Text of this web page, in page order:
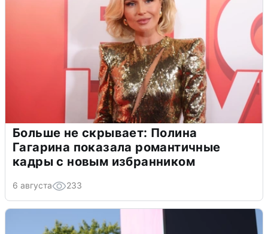
Больше не скрывает: Полина
Гагарина показала романтичные
кадры с новым избранником
6 августа 233